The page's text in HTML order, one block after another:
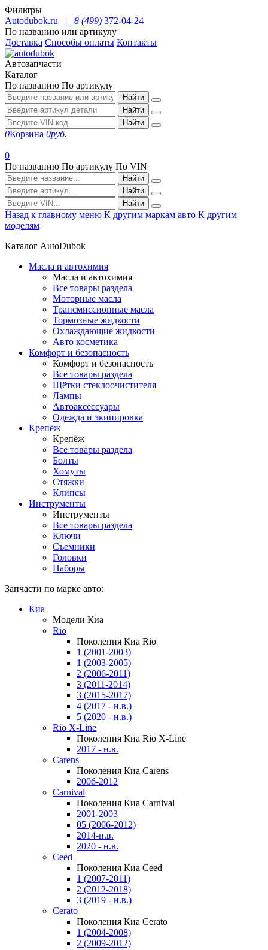
Фильтры
Autodubok.ru |
8 (499) 372-04-24
По названию или артикулу
Доставка Способы оплаты Контакты
Автозапчасти
Каталог
По названию По артикулу
Найти
Найти
Найти
0Корзина 0руб.
0
По названию По артикулу По VIN
Найти
Найти
Найти
Назад к главному меню К другим маркам авто К другим
моделям
Каталог AutoDubok
Масла и автохимия
Масла и автохимия
Все товары раздела
Моторные масла
Трансмиссионные масла
Тормозные жидкости
Охлаждающие жидкости
Авто косметика
Комфорт и безопасность
Комфорт и безопасность
Все товары раздела
Щётки стеклоочистителя
Лампы
Автоаксессуары
Одежда и экипировка
Крепёж
Крепёж
Все товары раздела
Болты
Хомуты
Стяжки
Клипсы
Инструменты
Инструменты
Все товары раздела
Ключи
Съемники
Головки
Наборы
Запчасти по марке авто:
Киа
Модели Киа
Rio
Поколения Киа Rio
1 (2001-2003)
1 (2003-2005)
2 (2006-2011)
3 (2011-2014)
3 (2015-2017)
4 (2017 - н.в.)
5 (2020 - н.в.)
Rio X-Line
Поколения Киа Rio X-Line
2017 - н.в.
Carens
Поколения Киа Carens
2006-2012
Carnival
Поколения Киа Carnival
2001-2003
05 (2006-2012)
2014-н.в.
2020 - н.в.
Ceed
Поколения Киа Ceed
1 (2007-2011)
2 (2012-2018)
3 (2019 - н.в.)
Cerato
Поколения Киа Cerato
1 (2004-2008)
2 (2009-2012)